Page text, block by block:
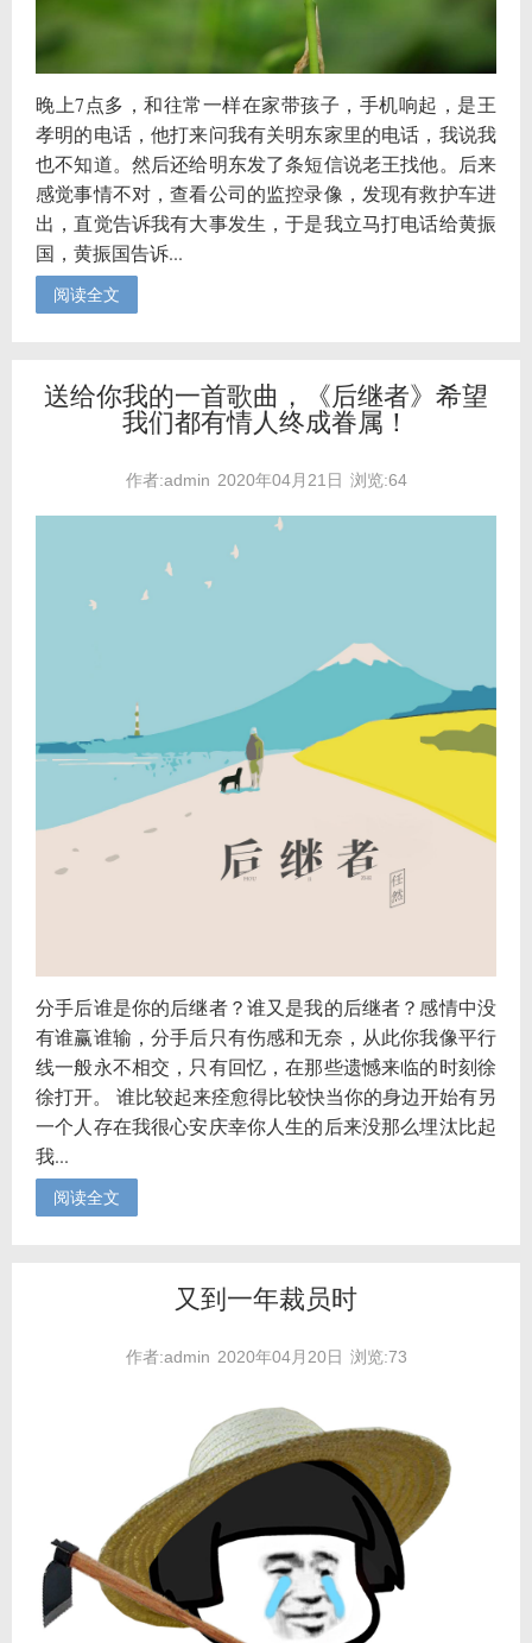
晚上7点多，和往常一样在家带孩子，手机响起，是王
孝明的电话，他打来问我有关明东家里的电话，我说我
也不知道。然后还给明东发了条短信说老王找他。后来
感觉事情不对，查看公司的监控录像，发现有救护车进
出，直觉告诉我有大事发生，于是我立马打电话给黄振
国，黄振国告诉...
阅读全文
送给你我的一首歌曲，《后继者》希望
我们都有情人终成眷属！
作者:admin 2020年04月21日 浏览:64
分手后谁是你的后继者？谁又是我的后继者？感情中没
有谁赢谁输，分手后只有伤感和无奈，从此你我像平行
线一般永不相交，只有回忆，在那些遗憾来临的时刻徐
徐打开。 谁比较起来痊愈得比较快当你的身边开始有另
一个人存在我很心安庆幸你人生的后来没那么埋汰比起
我...
阅读全文
又到一年裁员时
作者:admin 2020年04月20日 浏览:73